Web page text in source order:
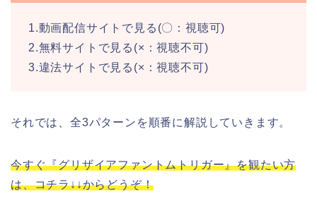
1.動画配信サイトで見る(〇：視聴可)
2.無料サイトで見る(×：視聴不可)
3.違法サイトで見る(×：視聴不可)
それでは、全3パターンを順番に解説していきます。
今すぐ『グリザイアファントムトリガー』を観たい方
は、コチラ↓↓からどうぞ！